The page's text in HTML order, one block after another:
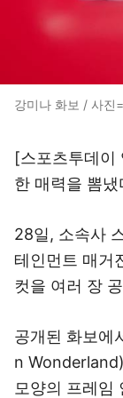
강미나 화보 / 사진
[스포츠투데이
한 매력을 뽐냈
28일, 소속사
테인먼트 매거
컷을 여러 장
공개된 화보에
n
모양의 프레임